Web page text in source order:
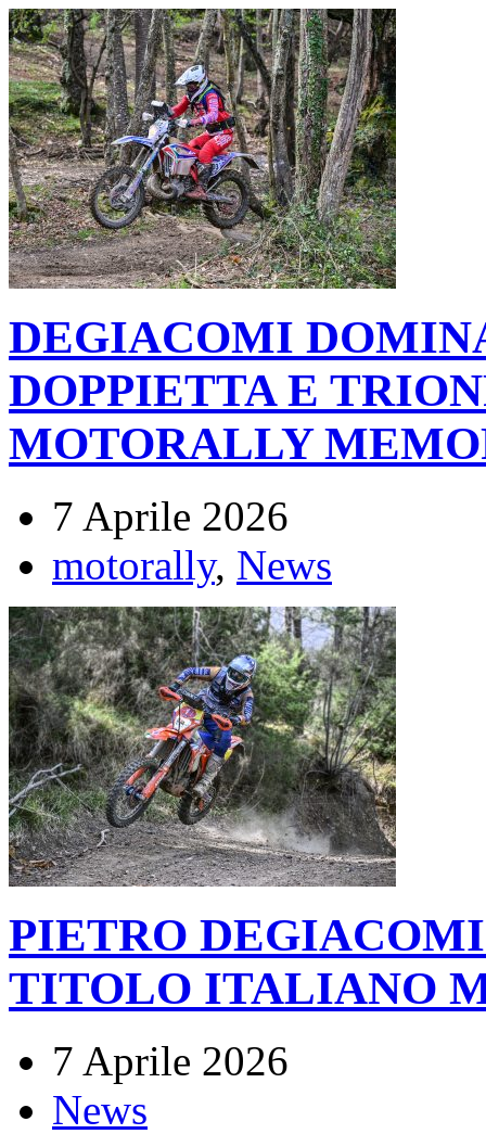
DEGIACOMI
DOPPIETTA E
MOTORALLY
7 Aprile 2026
motorally, News
PIETRO
TITOLO ITALIANO
7 Aprile 2026
News